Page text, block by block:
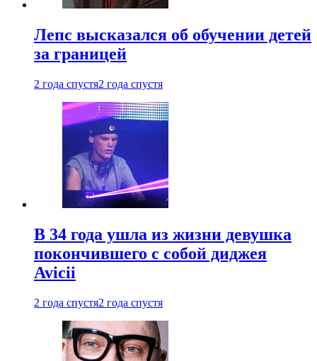
Лепс высказался об обучении детей
за границей
2 года спустя2 года спустя
В 34 года ушла из жизни девушка
покончившего с собой диджея
Avicii
2 года спустя2 года спустя